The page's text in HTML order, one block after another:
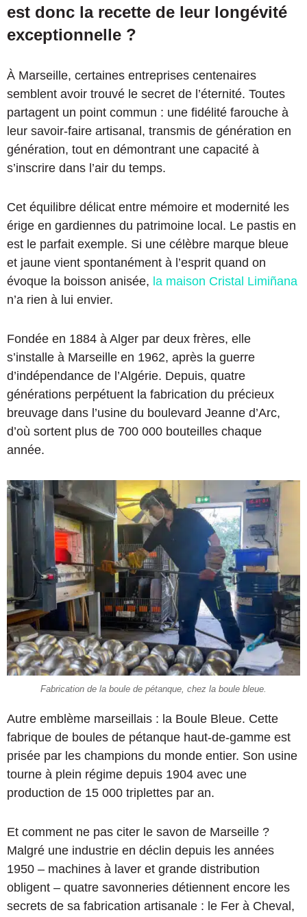
est donc la recette de leur longévité
exceptionnelle ?
À Marseille, certaines entreprises centenaires
semblent avoir trouvé le secret de l’éternité. Toutes
partagent un point commun : une fidélité farouche à
leur savoir-faire artisanal, transmis de génération en
génération, tout en démontrant une capacité à
s’inscrire dans l’air du temps.
Cet équilibre délicat entre mémoire et modernité les
érige en gardiennes du patrimoine local. Le pastis en
est le parfait exemple. Si une célèbre marque bleue
et jaune vient spontanément à l’esprit quand on
évoque la boisson anisée, la maison Cristal Limiñana
n’a rien à lui envier.
Fondée en 1884 à Alger par deux frères, elle
s’installe à Marseille en 1962, après la guerre
d’indépendance de l’Algérie. Depuis, quatre
générations perpétuent la fabrication du précieux
breuvage dans l’usine du boulevard Jeanne d’Arc,
d’où sortent plus de 700 000 bouteilles chaque
année.
Fabrication de la boule de pétanque, chez la boule bleue.
Autre emblème marseillais : la Boule Bleue. Cette
fabrique de boules de pétanque haut-de-gamme est
prisée par les champions du monde entier. Son usine
tourne à plein régime depuis 1904 avec une
production de 15 000 triplettes par an.
Et comment ne pas citer le savon de Marseille ?
Malgré une industrie en déclin depuis les années
1950 – machines à laver et grande distribution
obligent – quatre savonneries détiennent encore les
secrets de sa fabrication artisanale : le Fer à Cheval,